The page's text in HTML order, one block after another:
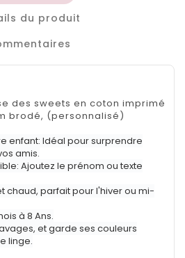
du produit
des sweets en coton imprimé
brodé, (personnalisé)
enfant: Idéal pour surprendre
amis.
Ajoutez le prénom ou texte
chaud, parfait pour l'hiver ou mi-
à 8 Ans.
et garde ses couleurs
linge.